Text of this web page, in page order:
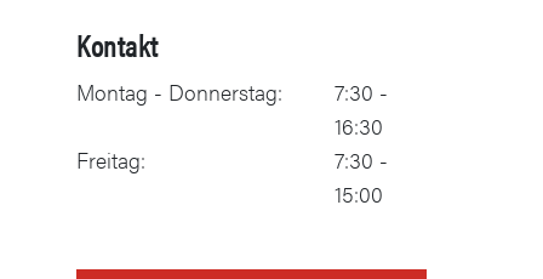
Kontakt
Montag - Donnerstag:
7:30 -
16:30
Freitag:
7:30 -
15:00